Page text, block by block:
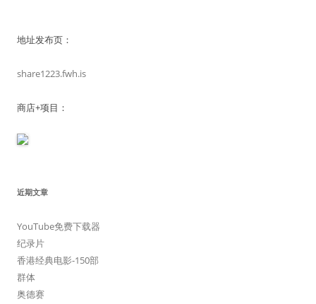
地址发布页：
share1223.fwh.is
商店+项目：
近期文章
YouTube免费下载器
纪录片
香港经典电影-150部
群体
奥德赛